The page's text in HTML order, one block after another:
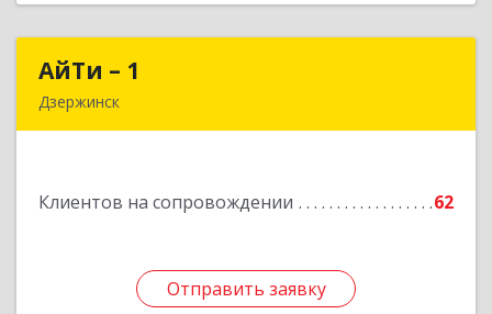
АйТи – 1
Дзержинск
Клиентов на сопровождении 62
Отправить заявку
Подробнее
Отправить заявку